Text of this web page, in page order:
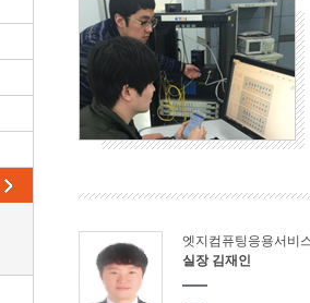
엣지컴퓨팅응용서비
실장 김재인